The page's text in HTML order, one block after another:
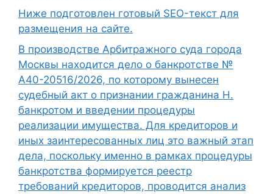
Ниже подготовлен готовый SEO-текст для
размещения на сайте.
В производстве Арбитражного суда города
Москвы находится дело о банкротстве №
А40-20516/2026, по которому вынесен
судебный акт о признании гражданина Н.
банкротом и введении процедуры
реализации имущества. Для кредиторов и
иных заинтересованных лиц это важный этап
дела, поскольку именно в рамках процедуры
банкротства формируется реестр
требований кредиторов, проводится анализ